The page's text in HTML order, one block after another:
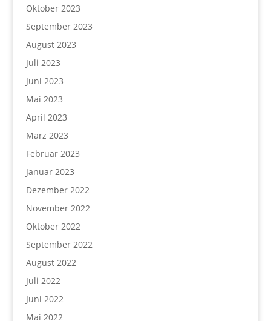
Oktober 2023
September 2023
August 2023
Juli 2023
Juni 2023
Mai 2023
April 2023
März 2023
Februar 2023
Januar 2023
Dezember 2022
November 2022
Oktober 2022
September 2022
August 2022
Juli 2022
Juni 2022
Mai 2022